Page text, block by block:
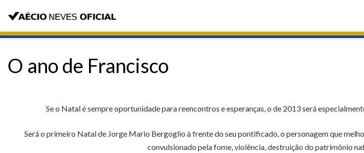
O ano de Francisco
Se o Natal é sempre oportunidade para reencontros e esperanças, o de 2013 será
Será o primeiro Natal de Jorge Mario Bergoglio à frente do seu pontificado, o personagem que
convulsionado pela fome, violência, destruição do patrimônio